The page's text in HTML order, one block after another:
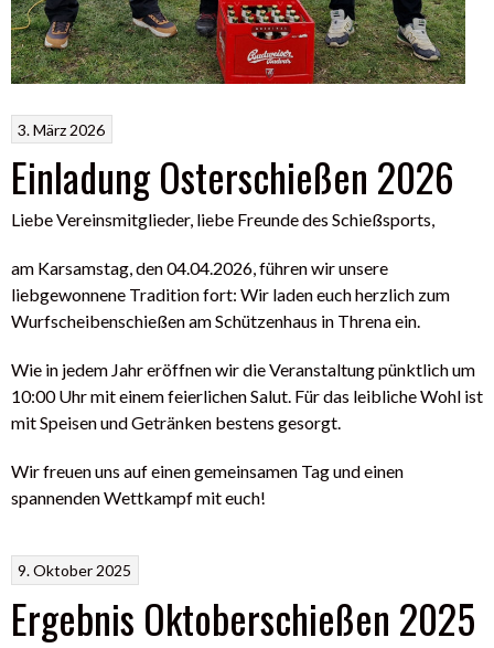
3. März 2026
Einladung Osterschießen 2026
Liebe Vereinsmitglieder, liebe Freunde des Schießsports,
am Karsamstag, den 04.04.2026, führen wir unsere
liebgewonnene Tradition fort: Wir laden euch herzlich zum
Wurfscheibenschießen am Schützenhaus in Threna ein.
Wie in jedem Jahr eröffnen wir die Veranstaltung pünktlich um
10:00 Uhr mit einem feierlichen Salut. Für das leibliche Wohl ist
mit Speisen und Getränken bestens gesorgt.
Wir freuen uns auf einen gemeinsamen Tag und einen
spannenden Wettkampf mit euch!
9. Oktober 2025
Ergebnis Oktoberschießen 2025